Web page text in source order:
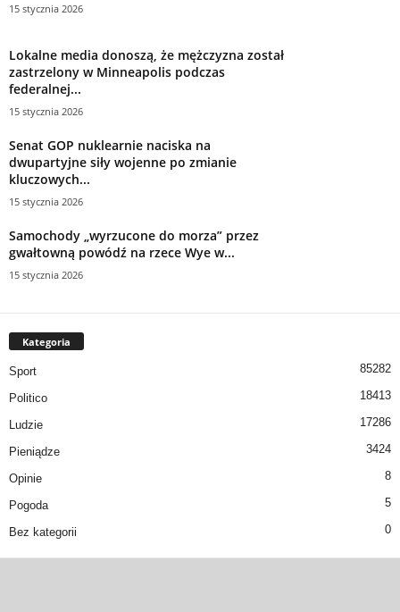
15 stycznia 2026
Lokalne media donoszą, że mężczyzna został
zastrzelony w Minneapolis podczas
federalnej...
15 stycznia 2026
Senat GOP nuklearnie naciska na
dwupartyjne siły wojenne po zmianie
kluczowych...
15 stycznia 2026
Samochody „wyrzucone do morza” przez
gwałtowną powódź na rzece Wye w...
15 stycznia 2026
Kategoria
Sport 85282
Politico 18413
Ludzie 17286
Pieniądze 3424
Opinie 8
Pogoda 5
Bez kategorii 0